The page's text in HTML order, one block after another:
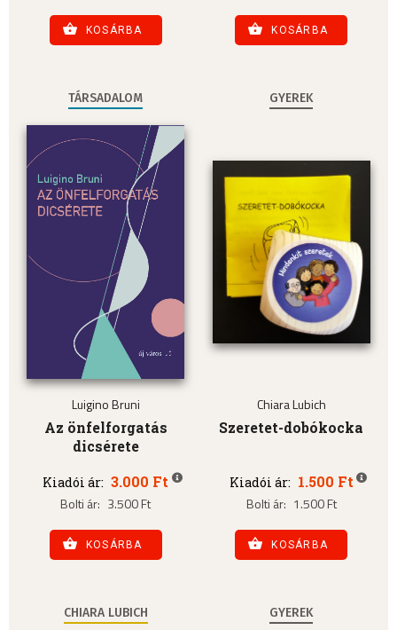
KOSÁRBA KOSÁRBA
TÁRSADALOM
Luigino Bruni
Az önfelforgatás
dicsérete
Kiadói ár: 3.000 Ft
Bolti ár: 3.500 Ft
KOSÁRBA
GYEREK
Chiara Lubich
Szeretet-dobókocka
Kiadói ár: 1.500 Ft
Bolti ár: 1.500 Ft
KOSÁRBA
CHIARA LUBICH GYEREK